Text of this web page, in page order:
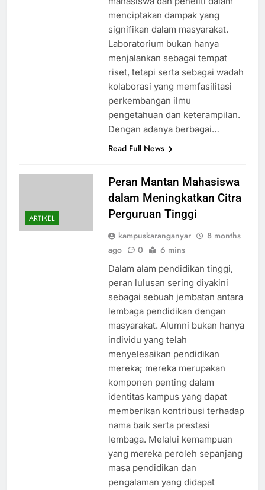
menciptakan dampak yang
signifikan dalam masyarakat.
Laboratorium bukan hanya
menjalankan sebagai tempat
riset, tetapi serta sebagai wadah
kolaborasi yang memfasilitasi
perkembangan ilmu
pengetahuan dan keterampilan.
Dengan adanya berbagai…
Read Full News
ARTIKEL
Peran Mantan Mahasiswa
dalam Meningkatkan Citra
Perguruan Tinggi
kampuskaranganyar
8 months
ago
0 6 mins
Dalam alam pendidikan tinggi,
peran lulusan sering diyakini
sebagai sebuah jembatan antara
lembaga pendidikan dengan
masyarakat. Alumni bukan hanya
individu yang telah
menyelesaikan pendidikan
mereka; mereka merupakan
komponen penting dalam
identitas kampus yang dapat
memberikan kontribusi terhadap
nama baik serta prestasi
lembaga. Melalui kemampuan
yang mereka peroleh sepanjang
masa pendidikan dan
pengalaman yang didapat